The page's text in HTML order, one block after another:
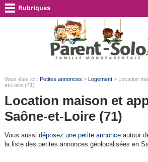
Vous êtes ici : Petites annonces > Logement> Location
et-Loire (71)
Location maison et
Saône-et-Loire (71)
Vous aussi déposez une petite annonceautour
la liste des petites annonces géolocalisées en